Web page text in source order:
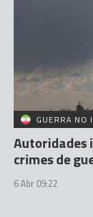
GUERRA NO
Autoridades
crimes de
6 Abr 09:22